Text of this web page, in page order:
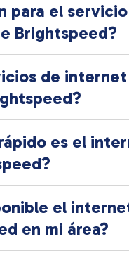
para el
Brightspeed?
de internet
es el
el
en mi área?